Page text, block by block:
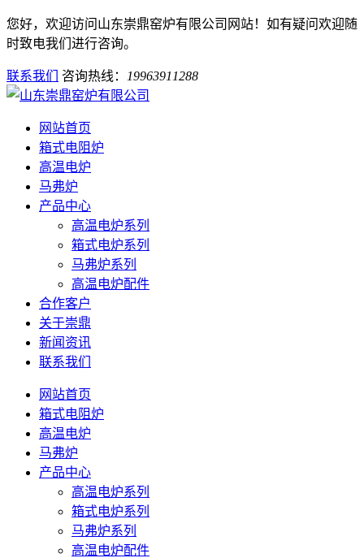
您好，欢迎访问山东崇鼎窑炉有限公司网站！如有疑问欢迎随
时致电我们进行咨询。
联系我们 咨询热线： 19963911288
网站首页
箱式电阻炉
高温电炉
马弗炉
产品中心
高温电炉系列
箱式电炉系列
马弗炉系列
高温电炉配件
合作客户
关于崇鼎
新闻资讯
联系我们
网站首页
箱式电阻炉
高温电炉
马弗炉
产品中心
高温电炉系列
箱式电炉系列
马弗炉系列
高温电炉配件